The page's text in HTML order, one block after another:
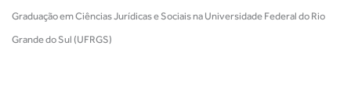
Graduação em Ciências Jurídicas e Sociais na Universidade Federal do Rio
Grande do Sul (UFRGS)